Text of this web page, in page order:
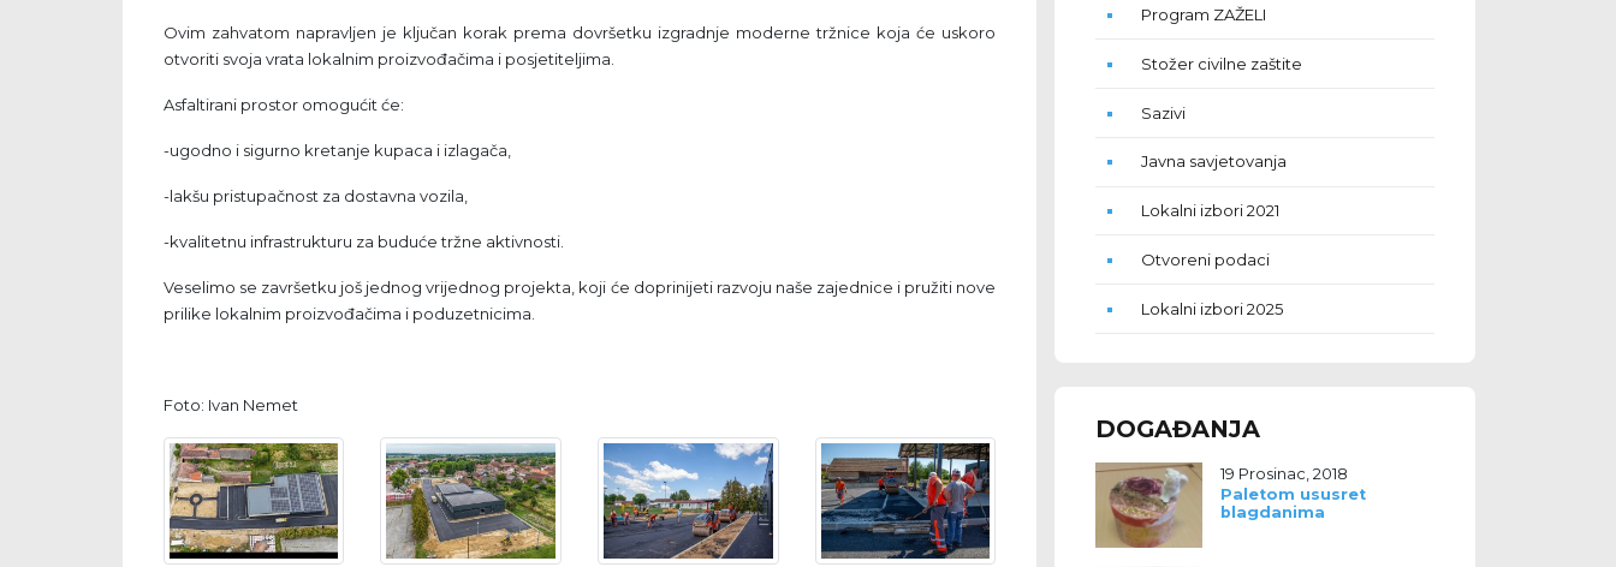
Ovim zahvatom napravljen je ključan korak prema dovršetku izgradnje moderne tržnice koja će uskoro
otvoriti svoja vrata lokalnim proizvođačima i posjetiteljima.
Asfaltirani prostor omogućit će:
-ugodno i sigurno kretanje kupaca i izlagača,
-lakšu pristupačnost za dostavna vozila,
-kvalitetnu infrastrukturu za buduće tržne aktivnosti.
Veselimo se završetku još jednog vrijednog projekta, koji će doprinijeti razvoju naše zajednice i pružiti nove
prilike lokalnim proizvođačima i poduzetnicima.
Foto: Ivan Nemet
Program ZAŽELI
Stožer civilne zaštite
Sazivi
Javna savjetovanja
Lokalni izbori 2021
Otvoreni podaci
Lokalni izbori 2025
DOGAĐANJA
19 Prosinac, 2018
Paletom ususret
blagdanima